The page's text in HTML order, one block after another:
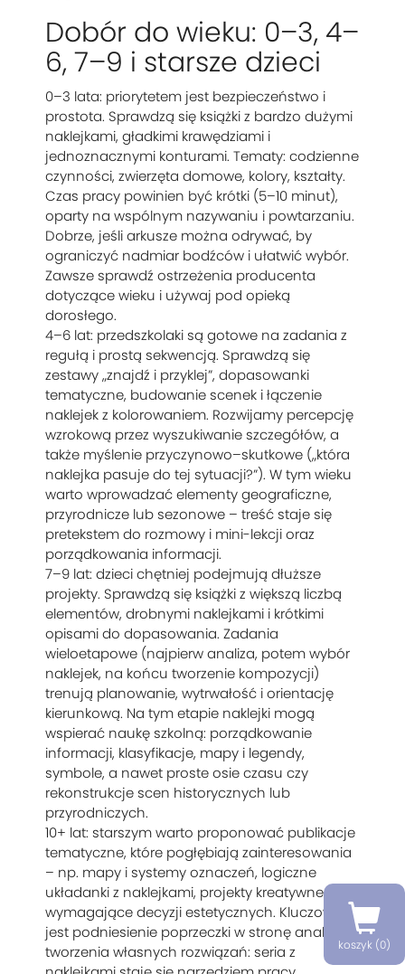
koszyk (0)
Dobór do wieku: 0–3, 4–
6, 7–9 i starsze dzieci
0–3 lata: priorytetem jest bezpieczeństwo i
prostota. Sprawdzą się książki z bardzo dużymi
naklejkami, gładkimi krawędziami i
jednoznacznymi konturami. Tematy: codzienne
czynności, zwierzęta domowe, kolory, kształty.
Czas pracy powinien być krótki (5–10 minut),
oparty na wspólnym nazywaniu i powtarzaniu.
Dobrze, jeśli arkusze można odrywać, by
ograniczyć nadmiar bodźców i ułatwić wybór.
Zawsze sprawdź ostrzeżenia producenta
dotyczące wieku i używaj pod opieką
dorosłego.
4–6 lat: przedszkolaki są gotowe na zadania z
regułą i prostą sekwencją. Sprawdzą się
zestawy „znajdź i przyklej”, dopasowanki
tematyczne, budowanie scenek i łączenie
naklejek z kolorowaniem. Rozwijamy percepcję
wzrokową przez wyszukiwanie szczegółów, a
także myślenie przyczynowo–skutkowe („która
naklejka pasuje do tej sytuacji?”). W tym wieku
warto wprowadzać elementy geograficzne,
przyrodnicze lub sezonowe – treść staje się
pretekstem do rozmowy i mini-lekcji oraz
porządkowania informacji.
7–9 lat: dzieci chętniej podejmują dłuższe
projekty. Sprawdzą się książki z większą liczbą
elementów, drobnymi naklejkami i krótkimi
opisami do dopasowania. Zadania
wieloetapowe (najpierw analiza, potem wybór
naklejek, na końcu tworzenie kompozycji)
trenują planowanie, wytrwałość i orientację
kierunkową. Na tym etapie naklejki mogą
wspierać naukę szkolną: porządkowanie
informacji, klasyfikacje, mapy i legendy,
symbole, a nawet proste osie czasu czy
rekonstrukcje scen historycznych lub
przyrodniczych.
10+ lat: starszym warto proponować publikacje
tematyczne, które pogłębiają zainteresowania
– np. mapy i systemy oznaczeń, logiczne
układanki z naklejkami, projekty kreatywne
wymagające decyzji estetycznych. Kluczowe
jest podniesienie poprzeczki w stronę analizy i
tworzenia własnych rozwiązań: seria z